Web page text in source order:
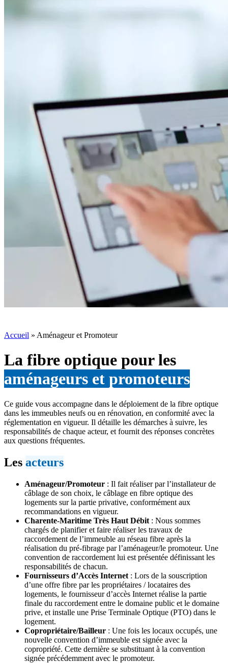
Accueil » Aménageur et Promoteur
La fibre optique pour les
aménageurs et promoteurs
Ce guide vous accompagne dans le déploiement de la fibre optique
dans les immeubles neufs ou en rénovation, en conformité avec la
réglementation en vigueur. Il détaille les démarches à suivre, les
responsabilités de chaque acteur, et fournit des réponses concrètes
aux questions fréquentes.
Les acteurs
Aménageur/Promoteur : Il fait réaliser par l’installateur de
câblage de son choix, le câblage en fibre optique des
logements sur la partie privative, conformément aux
recommandations en vigueur.
Charente-Maritime Très Haut Débit : Nous sommes
chargés de planifier et faire réaliser les travaux de
raccordement de l’immeuble au réseau fibre après la
réalisation du pré-fibrage par l’aménageur/le promoteur. Une
convention de raccordement lui est présentée définissant les
responsabilités de chacun.
Fournisseurs d’Accès Internet : Lors de la souscription
d’une offre fibre par les propriétaires / locataires des
logements, le fournisseur d’accès Internet réalise la partie
finale du raccordement entre le domaine public et le domaine
prive, et installe une Prise Terminale Optique (PTO) dans le
logement.
Copropriétaire/Bailleur : Une fois les locaux occupés, une
nouvelle convention d’immeuble est signée avec la
copropriété. Cette dernière se substituant à la convention
signée précédemment avec le promoteur.